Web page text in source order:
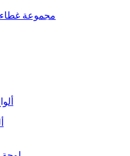
مجموعة غطاء